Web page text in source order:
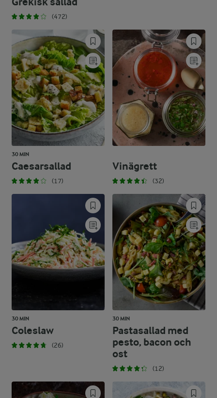
(472)
30 MIN
Caesarsallad
(17)
Vinägrett
(32)
30 MIN
Coleslaw
(26)
30 MIN
Pastasallad med
pesto, bacon och
ost
(12)